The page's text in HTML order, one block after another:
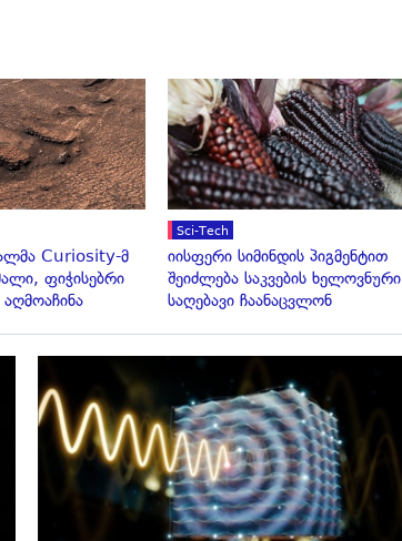
გადახედვა
Curiosity-მ
ფიჭისებრი
Sci-Tech
იისფერი სიმინდის პიგმენტით
შეიძლება საკვების ხელოვნური
საღებავი ჩაანაცვლონ